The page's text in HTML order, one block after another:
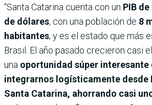
“Santa Catarina cuenta con un PIB
de dólares, con una población de 8
habitantes, y es el estado que más
Brasil. El año pasado crecieron casi
una oportunidad súper interesante
integrarnos logísticamente desde
Santa Catarina, ahorrando casi